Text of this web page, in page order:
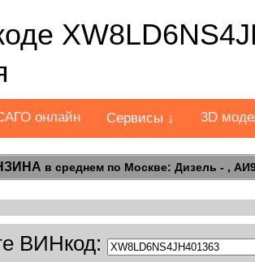
онлайн Сервисы ↓ 3D
в среднем по Москве: Дизель - ,
ВИНкод: